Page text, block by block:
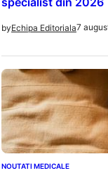
byEchipa Editoriala7
NOUTATI MEDICALE